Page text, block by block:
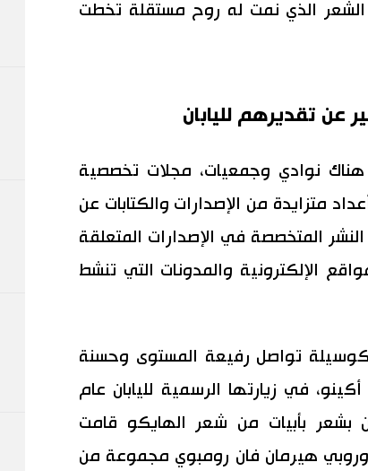
الذي نمت له روح مستقلة تخطت
عن تقديرهم لليابان
هناك نوادي وجمعيات، مجلات تخصصية
متزايدة من الإصدارات والكتابات عن
المتخصصة في الإصدارات المتعلقة
الإلكترونية والمدونات التي تنشط
تواصل رفيعة المستوى وحسنة
في زيارتها الرسمية لليابان عام
بشعر بأبيات من شعر الهايكو قامت
هيرمان فان رومبوي مجموعة من